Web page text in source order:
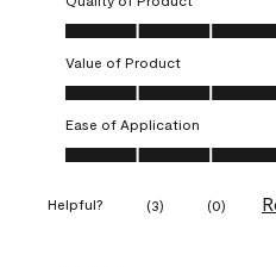
Quality of Product, 5.0 out of 5
Value of Product
Value of Product, 5.0 out of 5
Ease of Application
Ease of Application, 5.0 out of
Helpful? (3) (0)